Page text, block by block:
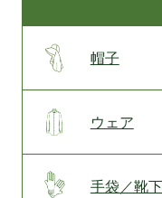
帽子
ウェア
手袋／靴